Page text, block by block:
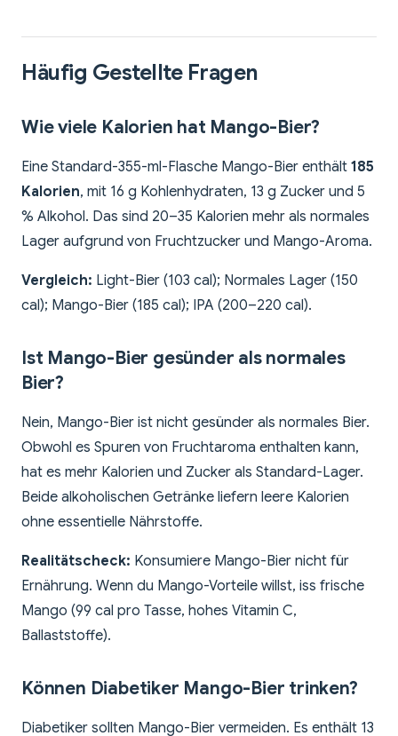
Häufig Gestellte Fragen
Wie viele Kalorien hat Mango-Bier?
Eine Standard-355-ml-Flasche Mango-Bier enthält 185
Kalorien, mit 16 g Kohlenhydraten, 13 g Zucker und 5
% Alkohol. Das sind 20–35 Kalorien mehr als normales
Lager aufgrund von Fruchtzucker und Mango-Aroma.
Vergleich: Light-Bier (103 cal); Normales Lager (150
cal); Mango-Bier (185 cal); IPA (200–220 cal).
Ist Mango-Bier gesünder als normales
Bier?
Nein, Mango-Bier ist nicht gesünder als normales Bier.
Obwohl es Spuren von Fruchtaroma enthalten kann,
hat es mehr Kalorien und Zucker als Standard-Lager.
Beide alkoholischen Getränke liefern leere Kalorien
ohne essentielle Nährstoffe.
Realitätscheck: Konsumiere Mango-Bier nicht für
Ernährung. Wenn du Mango-Vorteile willst, iss frische
Mango (99 cal pro Tasse, hohes Vitamin C,
Ballaststoffe).
Können Diabetiker Mango-Bier trinken?
Diabetiker sollten Mango-Bier vermeiden. Es enthält 13